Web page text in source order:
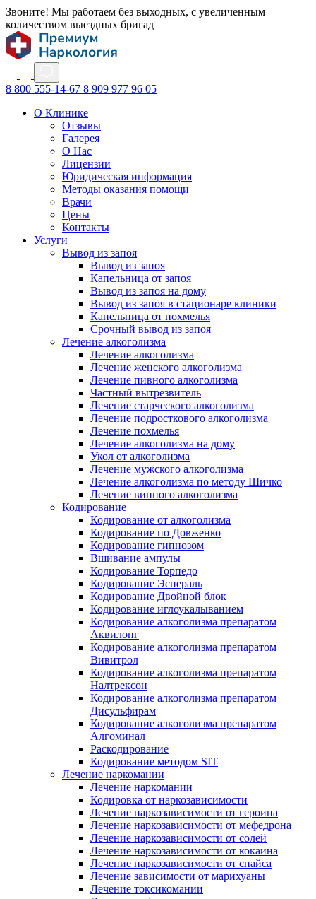
Звоните! Мы работаем без выходных, с увеличенным
количеством выездных бригад
8 800 555-14-67 8 909 977 96 05
О Клинике
Отзывы
Галерея
О Нас
Лицензии
Юридическая информация
Методы оказания помощи
Врачи
Цены
Контакты
Услуги
Вывод из запоя
Вывод из запоя
Капельница от запоя
Вывод из запоя на дому
Вывод из запоя в стационаре клиники
Капельница от похмелья
Срочный вывод из запоя
Лечение алкоголизма
Лечение алкоголизма
Лечение женского алкоголизма
Лечение пивного алкоголизма
Частный вытрезвитель
Лечение старческого алкоголизма
Лечение подросткового алкоголизма
Лечение похмелья
Лечение алкоголизма на дому
Укол от алкоголизма
Лечение мужского алкоголизма
Лечение алкоголизма по методу Шичко
Лечение винного алкоголизма
Кодирование
Кодирование от алкоголизма
Кодирование по Довженко
Кодирование гипнозом
Вшивание ампулы
Кодирование Торпедо
Кодирование Эспераль
Кодирование Двойной блок
Кодирование иглоукалыванием
Кодирование алкоголизма препаратом
Аквилонг
Кодирование алкоголизма препаратом
Вивитрол
Кодирование алкоголизма препаратом
Налтрексон
Кодирование алкоголизма препаратом
Дисульфирам
Кодирование алкоголизма препаратом
Алгоминал
Раскодирование
Кодирование методом SIT
Лечение наркомании
Лечение наркомании
Кодировка от наркозависимости
Лечение наркозависимости от героина
Лечение наркозависимости от мефедрона
Лечение наркозависимости от солей
Лечение наркозависимости от кокаина
Лечение наркозависимости от спайса
Лечение зависимости от марихуаны
Лечение токсикомании